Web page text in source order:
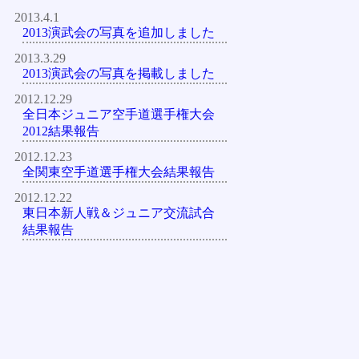
2013.4.1
2013演武会の写真を追加しました
2013.3.29
2013演武会の写真を掲載しました
2012.12.29
全日本ジュニア空手道選手権大会
2012結果報告
2012.12.23
全関東空手道選手権大会結果報告
2012.12.22
東日本新人戦＆ジュニア交流試合
結果報告